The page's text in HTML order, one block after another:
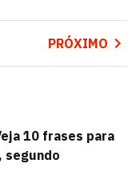
PRÓXIMO
10 frases para
segundo